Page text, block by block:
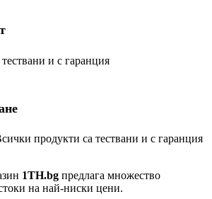
и с гаранция
продукти са тествани и с гаранция
1TH.bg предлага множество
на най-ниски цени.